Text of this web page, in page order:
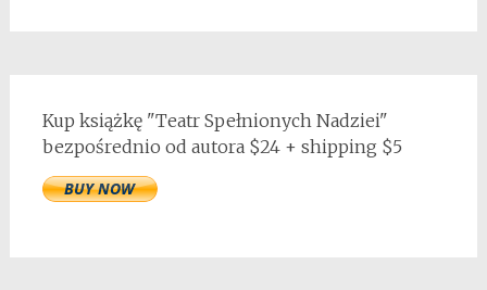
Kup książkę "Teatr Spełnionych Nadziei"
bezpośrednio od autora $24 + shipping $5